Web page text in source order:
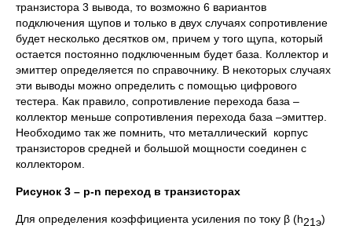
транзистора 3 вывода, то возможно 6 вариантов
подключения щупов и только в двух случаях сопротивление
будет несколько десятков ом, причем у того щупа, который
остается постоянно подключенным будет база. Коллектор и
эмиттер определяется по справочнику. В некоторых случаях
эти выводы можно определить с помощью цифрового
тестера. Как правило, сопротивление перехода база –
коллектор меньше сопротивления перехода база –эмиттер.
Необходимо так же помнить, что металлический корпус
транзисторов средней и большой мощности соединен с
коллектором.
Рисунок 3 – p-n переход в транзисторах
Для определения коэффициента усиления по току β (h21э)